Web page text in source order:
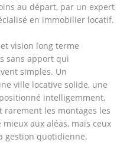
au départ, par un expert
en immobilier locatif.
vision long terme
sans apport qui
simples. Un
ville locative solide, une
intelligemment,
rarement les montages les
aux aléas, mais ceux
gestion quotidienne.